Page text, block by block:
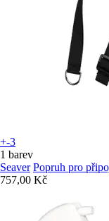
+-3
1 barev
Seaver Popruh pro
757,00 Kč